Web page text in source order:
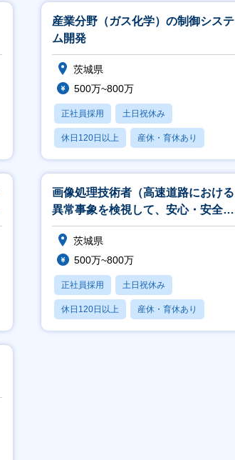
産業分野（ガス化学）の制御システ
ム開発
茨城県
500万~800万
正社員採用 土日祝休み
休日120日以上 産休・育休あり
賞与あり
画像処理技術者（高速道路における
異常事象を検視して、安心・安全な
通行に貢献）
茨城県
500万~800万
正社員採用 土日祝休み
休日120日以上 産休・育休あり
月残業20時間以内